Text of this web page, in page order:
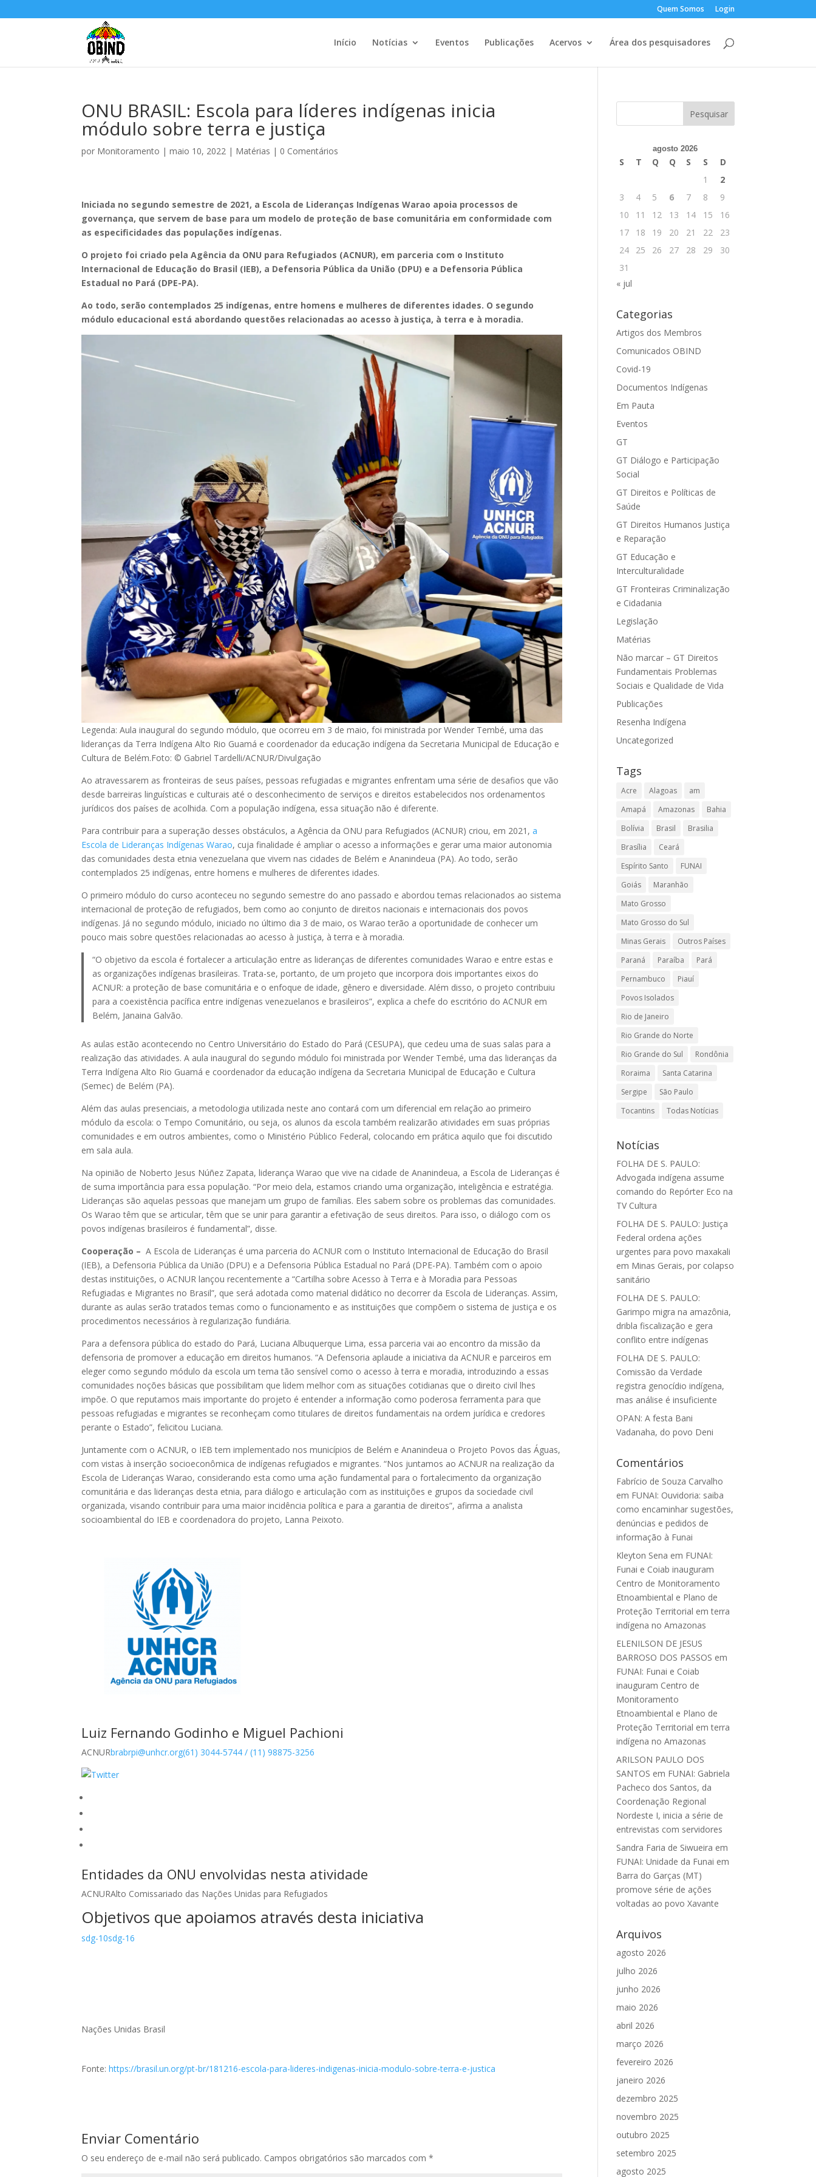
Quem Somos Login
Início Notícias Eventos Publicações Acervos Área dos pesquisadores
ONU BRASIL: Escola para líderes indígenas inicia
módulo sobre terra e justiça
por Monitoramento |maio 10, 2022 | Matérias | 0 Comentários
Iniciada no segundo semestre de 2021, a Escola de Lideranças Indígenas Warao apoia processos de
governança, que servem de base para um modelo de proteção de base comunitária em conformidade com
as especificidades das populações indígenas.
O projeto foi criado pela Agência da ONU para Refugiados (ACNUR), em parceria com o Instituto
Internacional de Educação do Brasil (IEB), a Defensoria Pública da União (DPU) e a Defensoria Pública
Estadual no Pará (DPE-PA).
Ao todo, serão contemplados 25 indígenas, entre homens e mulheres de diferentes idades. O segundo
módulo educacional está abordando questões relacionadas ao acesso à justiça, à terra e à moradia.
Legenda: Aula inaugural do segundo módulo, que ocorreu em 3 de maio, foi ministrada por Wender Tembé, uma das
lideranças da Terra Indígena Alto Rio Guamá e coordenador da educação indígena da Secretaria Municipal de Educação e
Cultura de Belém.Foto: © Gabriel Tardelli/ACNUR/Divulgação
Ao atravessarem as fronteiras de seus países, pessoas refugiadas e migrantes enfrentam uma série de desafios que vão
desde barreiras linguísticas e culturais até o desconhecimento de serviços e direitos estabelecidos nos ordenamentos
jurídicos dos países de acolhida. Com a população indígena, essa situação não é diferente.
Para contribuir para a superação desses obstáculos, a Agência da ONU para Refugiados (ACNUR) criou, em 2021, a
Escola de Lideranças Indígenas Warao, cuja finalidade é ampliar o acesso a informações e gerar uma maior autonomia
das comunidades desta etnia venezuelana que vivem nas cidades de Belém e Ananindeua (PA). Ao todo, serão
contemplados 25 indígenas, entre homens e mulheres de diferentes idades.
O primeiro módulo do curso aconteceu no segundo semestre do ano passado e abordou temas relacionados ao sistema
internacional de proteção de refugiados, bem como ao conjunto de direitos nacionais e internacionais dos povos
indígenas. Já no segundo módulo, iniciado no último dia 3 de maio, os Warao terão a oportunidade de conhecer um
pouco mais sobre questões relacionadas ao acesso à justiça, à terra e à moradia.
“O objetivo da escola é fortalecer a articulação entre as lideranças de diferentes comunidades Warao e entre estas e
as organizações indígenas brasileiras. Trata-se, portanto, de um projeto que incorpora dois importantes eixos do
ACNUR: a proteção de base comunitária e o enfoque de idade, gênero e diversidade. Além disso, o projeto contribuiu
para a coexistência pacífica entre indígenas venezuelanos e brasileiros”, explica a chefe do escritório do ACNUR em
Belém, Janaina Galvão.
As aulas estão acontecendo no Centro Universitário do Estado do Pará (CESUPA), que cedeu uma de suas salas para a
realização das atividades. A aula inaugural do segundo módulo foi ministrada por Wender Tembé, uma das lideranças da
Terra Indígena Alto Rio Guamá e coordenador da educação indígena da Secretaria Municipal de Educação e Cultura
(Semec) de Belém (PA).
Além das aulas presenciais, a metodologia utilizada neste ano contará com um diferencial em relação ao primeiro
módulo da escola: o Tempo Comunitário, ou seja, os alunos da escola também realizarão atividades em suas próprias
comunidades e em outros ambientes, como o Ministério Público Federal, colocando em prática aquilo que foi discutido
em sala aula.
Na opinião de Noberto Jesus Núñez Zapata, liderança Warao que vive na cidade de Ananindeua, a Escola de Lideranças é
de suma importância para essa população. “Por meio dela, estamos criando uma organização, inteligência e estratégia.
Lideranças são aquelas pessoas que manejam um grupo de famílias. Eles sabem sobre os problemas das comunidades.
Os Warao têm que se articular, têm que se unir para garantir a efetivação de seus direitos. Para isso, o diálogo com os
povos indígenas brasileiros é fundamental”, disse.
Cooperação – A Escola de Lideranças é uma parceria do ACNUR com o Instituto Internacional de Educação do Brasil
(IEB), a Defensoria Pública da União (DPU) e a Defensoria Pública Estadual no Pará (DPE-PA). Também com o apoio
destas instituições, o ACNUR lançou recentemente a “Cartilha sobre Acesso à Terra e à Moradia para Pessoas
Refugiadas e Migrantes no Brasil”, que será adotada como material didático no decorrer da Escola de Lideranças. Assim,
durante as aulas serão tratados temas como o funcionamento e as instituições que compõem o sistema de justiça e os
procedimentos necessários à regularização fundiária.
Para a defensora pública do estado do Pará, Luciana Albuquerque Lima, essa parceria vai ao encontro da missão da
defensoria de promover a educação em direitos humanos. “A Defensoria aplaude a iniciativa da ACNUR e parceiros em
eleger como segundo módulo da escola um tema tão sensível como o acesso à terra e moradia, introduzindo a essas
comunidades noções básicas que possibilitam que lidem melhor com as situações cotidianas que o direito civil lhes
impõe. O que reputamos mais importante do projeto é entender a informação como poderosa ferramenta para que
pessoas refugiadas e migrantes se reconheçam como titulares de direitos fundamentais na ordem jurídica e credores
perante o Estado”, felicitou Luciana.
Juntamente com o ACNUR, o IEB tem implementado nos municípios de Belém e Ananindeua o Projeto Povos das Águas,
com vistas à inserção socioeconômica de indígenas refugiados e migrantes. “Nos juntamos ao ACNUR na realização da
Escola de Lideranças Warao, considerando esta como uma ação fundamental para o fortalecimento da organização
comunitária e das lideranças desta etnia, para diálogo e articulação com as instituições e grupos da sociedade civil
organizada, visando contribuir para uma maior incidência política e para a garantia de direitos”, afirma a analista
socioambiental do IEB e coordenadora do projeto, Lanna Peixoto.
Luiz Fernando Godinho e Miguel Pachioni
ACNURbrabrpi@unhcr.org(61) 3044-5744 / (11) 98875-3256
Entidades da ONU envolvidas nesta atividade
ACNURAlto Comissariado das Nações Unidas para Refugiados
Objetivos que apoiamos através desta iniciativa
sdg-10sdg-16
Nações Unidas Brasil
Fonte:https://brasil.un.org/pt-br/181216-escola-para-lideres-indigenas-inicia-modulo-sobre-terra-e-justica
Enviar Comentário
O seu endereço de e-mail não será publicado. Campos obrigatórios são marcados com*
agosto 2026
S T Q Q S S
D
1
2
3
4 5 6 7 8
9
10
11 12 13 14 15
16
17
18 19 20 21 22
23
24
25 26 27 28 29
30
31
« jul
Categorias
Artigos dos Membros
Comunicados OBIND
Covid-19
Documentos Indígenas
Em Pauta
Eventos
GT
GT Diálogo e Participação
Social
GT Direitos e Políticas de
Saúde
GT Direitos Humanos Justiça
e Reparação
GT Educação e
Interculturalidade
GT Fronteiras Criminalização
e Cidadania
Legislação
Matérias
Não marcar – GT Direitos
Fundamentais Problemas
Sociais e Qualidade de Vida
Publicações
Resenha Indígena
Uncategorized
Tags
Acre Alagoas
am
Amapá
Amazonas
Bahia
Bolívia
Brasil
Brasilia
Brasília
Ceará
Espírito Santo
FUNAI
Goiás
Maranhão
Mato Grosso
Mato Grosso do Sul
Minas Gerais
Outros Países
Paraná
Paraíba
Pará
Pernambuco
Piauí
Povos Isolados
Rio de Janeiro
Rio Grande do Norte
Rio Grande do Sul
Rondônia
Roraima
Santa Catarina
Sergipe
São Paulo
Tocantins
Todas Notícias
Notícias
FOLHA DE S. PAULO:
Advogada indígena assume
comando do Repórter Eco na
TV Cultura
FOLHA DE S. PAULO: Justiça
Federal ordena ações
urgentes para povo maxakali
em Minas Gerais, por colapso
sanitário
FOLHA DE S. PAULO:
Garimpo migra na amazônia,
dribla fiscalização e gera
conflito entre indígenas
FOLHA DE S. PAULO:
Comissão da Verdade
registra genocídio indígena,
mas análise é insuficiente
OPAN: A festa Bani
Vadanaha, do povo Deni
Comentários
Fabrício de Souza Carvalho
em FUNAI: Ouvidoria: saiba
como encaminhar sugestões,
denúncias e pedidos de
informação à Funai
Kleyton Sena em FUNAI:
Funai e Coiab inauguram
Centro de Monitoramento
Etnoambiental e Plano de
Proteção Territorial em terra
indígena no Amazonas
ELENILSON DE JESUS
BARROSO DOS PASSOS em
FUNAI: Funai e Coiab
inauguram Centro de
Monitoramento
Etnoambiental e Plano de
Proteção Territorial em terra
indígena no Amazonas
ARILSON PAULO DOS
SANTOS em FUNAI: Gabriela
Pacheco dos Santos, da
Coordenação Regional
Nordeste I, inicia a série de
entrevistas com servidores
Sandra Faria de Siwueira em
FUNAI: Unidade da Funai em
Barra do Garças (MT)
promove série de ações
voltadas ao povo Xavante
Arquivos
agosto 2026
julho 2026
junho 2026
maio 2026
abril 2026
março 2026
fevereiro 2026
janeiro 2026
dezembro 2025
novembro 2025
outubro 2025
setembro 2025
agosto 2025